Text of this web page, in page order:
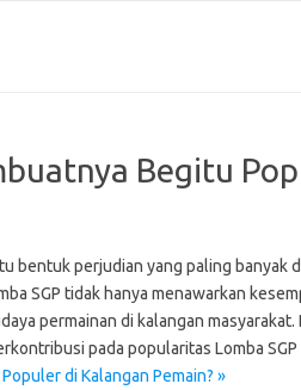
Begitu
bentuk perjudian yang paling banyak
SGP tidak hanya menawarkan
permainan di kalangan masyarakat.
pada popularitas Lomba
di Kalangan Pemain? »